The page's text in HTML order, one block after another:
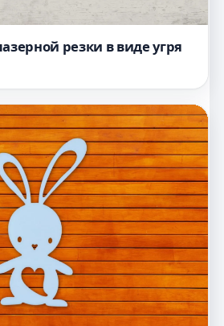
резки в виде угря